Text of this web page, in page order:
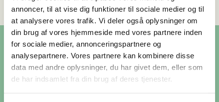
annoncer, til at vise dig funktioner til sociale medier og til
at analysere vores trafik. Vi deler også oplysninger om
din brug af vores hjemmeside med vores partnere inden
for sociale medier, annonceringspartnere og
analysepartnere. Vores partnere kan kombinere disse
data med andre oplysninger, du har givet dem, eller som
de har indsamlet fra din brug af deres tjenester.
Praktiske oplysninger